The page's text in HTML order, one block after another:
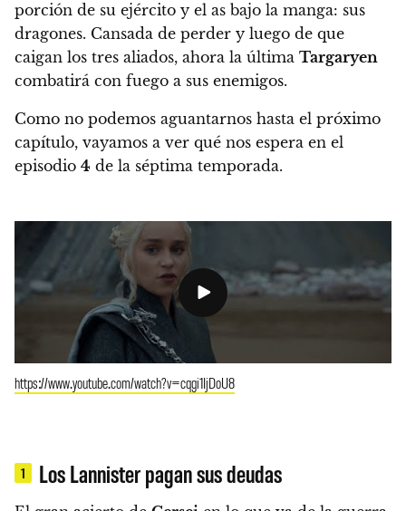
porción de su ejército y el as bajo la manga: sus
dragones. Cansada de perder y luego de que
caigan los tres aliados, ahora la última Targaryen
combatirá con fuego a sus enemigos.
Como no podemos aguantarnos hasta el próximo
capítulo, vayamos a ver qué nos espera en el
episodio 4 de la séptima temporada.
https://www.youtube.com/watch?v=cqgi1IjDoU8
1 Los Lannister pagan sus deudas